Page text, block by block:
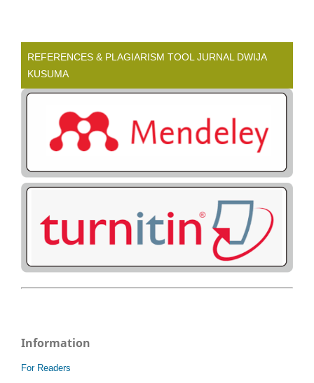
REFERENCES & PLAGIARISM TOOL JURNAL DWIJA
KUSUMA
Information
For Readers